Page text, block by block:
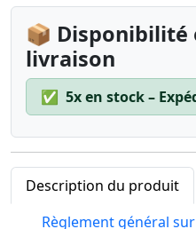
📦 Disponibilité
livraison
✅ 5x en stock –
Description du produit
Règlement général